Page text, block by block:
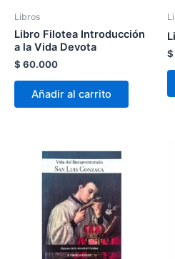
Libros
Libro Filotea Introducción
a la Vida Devota
$ 60.000
Añadir al carrito
$